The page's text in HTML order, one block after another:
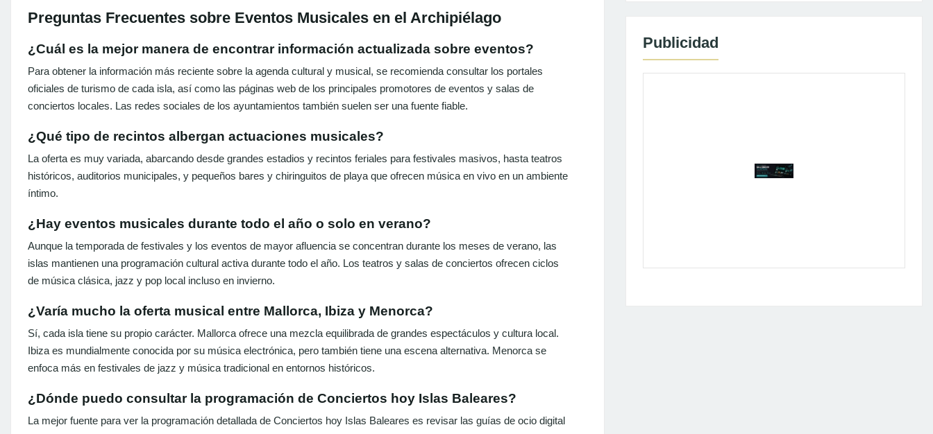
Preguntas Frecuentes sobre Eventos Musicales en el Archipiélago
¿Cuál es la mejor manera de encontrar información actualizada sobre eventos?
Para obtener la información más reciente sobre la agenda cultural y musical, se recomienda consultar los portales
oficiales de turismo de cada isla, así como las páginas web de los principales promotores de eventos y salas de
conciertos locales. Las redes sociales de los ayuntamientos también suelen ser una fuente fiable.
¿Qué tipo de recintos albergan actuaciones musicales?
La oferta es muy variada, abarcando desde grandes estadios y recintos feriales para festivales masivos, hasta teatros
históricos, auditorios municipales, y pequeños bares y chiringuitos de playa que ofrecen música en vivo en un ambiente
íntimo.
¿Hay eventos musicales durante todo el año o solo en verano?
Aunque la temporada de festivales y los eventos de mayor afluencia se concentran durante los meses de verano, las
islas mantienen una programación cultural activa durante todo el año. Los teatros y salas de conciertos ofrecen ciclos
de música clásica, jazz y pop local incluso en invierno.
¿Varía mucho la oferta musical entre Mallorca, Ibiza y Menorca?
Sí, cada isla tiene su propio carácter. Mallorca ofrece una mezcla equilibrada de grandes espectáculos y cultura local.
Ibiza es mundialmente conocida por su música electrónica, pero también tiene una escena alternativa. Menorca se
enfoca más en festivales de jazz y música tradicional en entornos históricos.
¿Dónde puedo consultar la programación de Conciertos hoy Islas Baleares?
La mejor fuente para ver la programación detallada de Conciertos hoy Islas Baleares es revisar las guías de ocio digital
Publicidad
Publicidad